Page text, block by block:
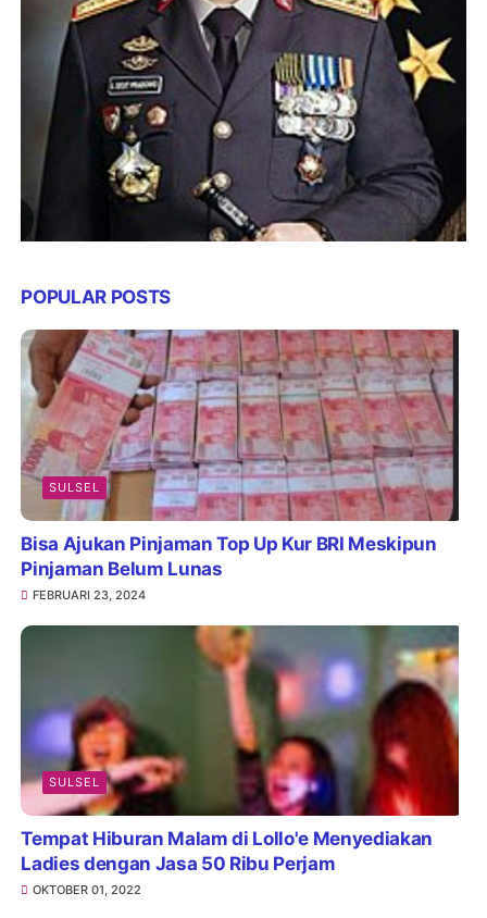
POPULAR POSTS
SULSEL
Bisa Ajukan Pinjaman Top Up Kur BRI Meskipun
Pinjaman Belum Lunas
FEBRUARI 23, 2024
SULSEL
Tempat Hiburan Malam di Lollo'e Menyediakan
Ladies dengan Jasa 50 Ribu Perjam
OKTOBER 01, 2022